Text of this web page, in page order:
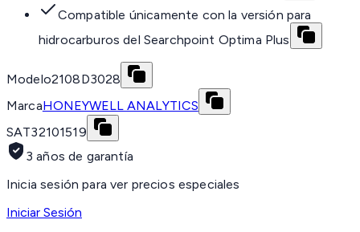
Compatible únicamente con la versión para
hidrocarburos del Searchpoint Optima Plus
Modelo2108D3028
MarcaHONEYWELL ANALYTICS
SAT32101519
3 años de garantía
Inicia sesión para ver precios especiales
Iniciar Sesión